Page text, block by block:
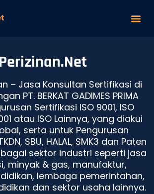
Perizinan.Net
– Jasa Konsultan Sertifikasi di
PT. BERKAT GADIMES PRIMA
Sertifikasi ISO 9001, ISO
atau ISO Lainnya, yang diakui
serta untuk Pengurusan
SBU, HALAL, SMK3 dan Paten
sektor industri seperti jasa
minyak & gas, manufaktur,
lembaga pemerintahan,
dan sektor usaha lainnya.